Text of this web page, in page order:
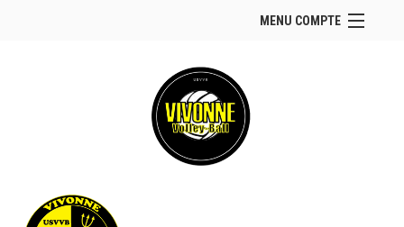
MENU COMPTE
Site Web du club
Facebook
Se connecter
Panier (vide